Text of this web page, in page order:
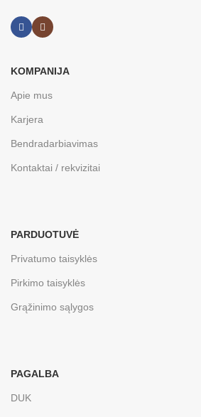
KOMPANIJA
Apie mus
Karjera
Bendradarbiavimas
Kontaktai / rekvizitai
PARDUOTUVĖ
Privatumo taisyklės
Pirkimo taisyklės
Grąžinimo sąlygos
PAGALBA
DUK